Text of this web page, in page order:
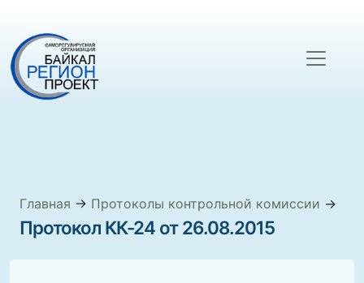
Главная → Протоколы контрольной комиссии →
Протокол КК-24 от 26.08.2015